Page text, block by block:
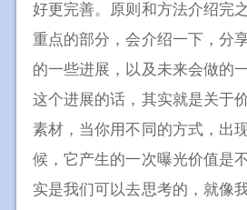
好更完善。原则和方法介绍完
重点的部分，会介绍一下，分
的一些进展，以及未来会做的
这个进展的话，其实就是关于
素材，当你用不同的方式，出
候，它产生的一次曝光价值是
实是我们可以去思考的，就像